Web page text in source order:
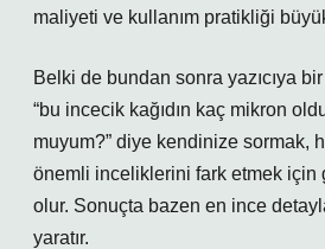
maliyeti ve kullanım pratikliği
Belki de bundan sonra yazıcıya
“bu incecik kağıdın kaç mikron
muyum?” diye kendinize sormak,
önemli inceliklerini fark etmek için
olur. Sonuçta bazen en ince
yaratır.